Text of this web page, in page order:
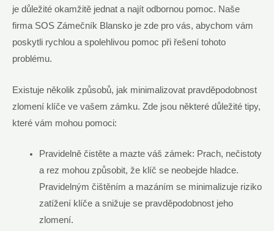
je důležité okamžitě jednat a najít odbornou pomoc. Naše
firma SOS Zámečník Blansko je zde pro vás, abychom vám
poskytli rychlou a spolehlivou pomoc při řešení tohoto
problému.
Existuje několik způsobů, jak minimalizovat pravděpodobnost
zlomení klíče ve vašem zámku. Zde jsou některé důležité tipy,
které vám mohou pomoci:
Pravidelně čistěte a mazte váš zámek: Prach, nečistoty
a rez mohou způsobit, že klíč se neobejde hladce.
Pravidelným čištěním a mazáním se minimalizuje riziko
zatížení klíče a snižuje se pravděpodobnost jeho
zlomení.